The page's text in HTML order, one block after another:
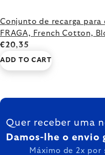
Conjunto de recarga
FRAGA, French Cotton,
€20,35
ADD TO CART
FOOTER
Quer receber uma
Damos-lhe o envio
Máximo de 2x por